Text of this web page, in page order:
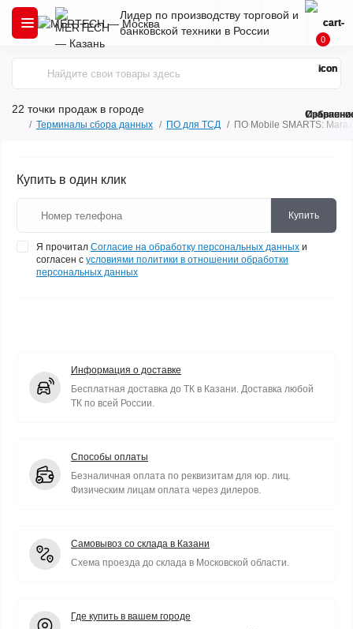
Лидер по производству торговой и
банковской техники в России
22 точки продаж в городе
0
Терминалы сбора данных ПО для ТСД ПО Mobile SMARTS:
Купить в один клик
Купить
Я прочитал Согласие на обработку персональных данных и
согласен с условиями политики в отношении обработки
персональных данных
Информация о доставке
Бесплатная доставка до ТК в Казани. Доставка любой
ТК по всей России.
Способы оплаты
Безналичная оплата по реквизитам для юр. лиц.
Физическим лицам оплата через дилеров.
Самовывоз со склада в Казани
Схема проезда до склада в Московской области.
Где купить в вашем городе